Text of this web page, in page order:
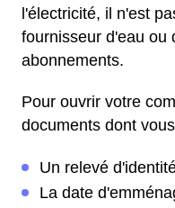
l'électricité, il n'est
fournisseur d'eau ou
abonnements.
Pour ouvrir votre
documents dont
Un relevé
La date